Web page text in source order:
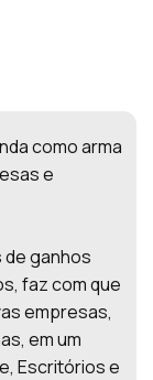
como arma
e
de ganhos
faz com que
empresas,
em um
Escritórios e